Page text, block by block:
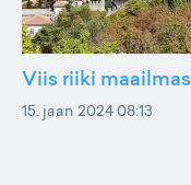
Viis riiki
15. jaan 2024 08:13